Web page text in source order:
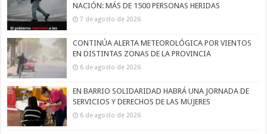
NACIÓN: MÁS DE 1500 PERSONAS HERIDAS
7 de agosto de 2026
CONTINÚA ALERTA METEOROLÓGICA POR VIENTOS
EN DISTINTAS ZONAS DE LA PROVINCIA
6 de agosto de 2026
EN BARRIO SOLIDARIDAD HABRÁ UNA JORNADA DE
SERVICIOS Y DERECHOS DE LAS MUJERES
6 de agosto de 2026